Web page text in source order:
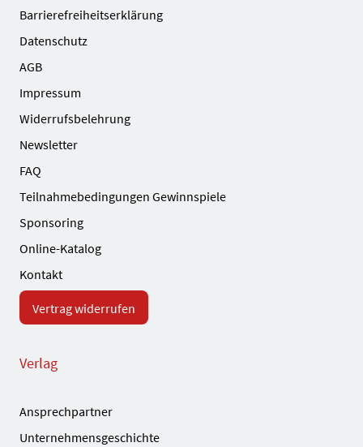
Barrierefreiheitserklärung
Datenschutz
AGB
Impressum
Widerrufsbelehrung
Newsletter
FAQ
Teilnahmebedingungen Gewinnspiele
Sponsoring
Online-Katalog
Kontakt
Vertrag widerrufen
Verlag
Ansprechpartner
Unternehmensgeschichte